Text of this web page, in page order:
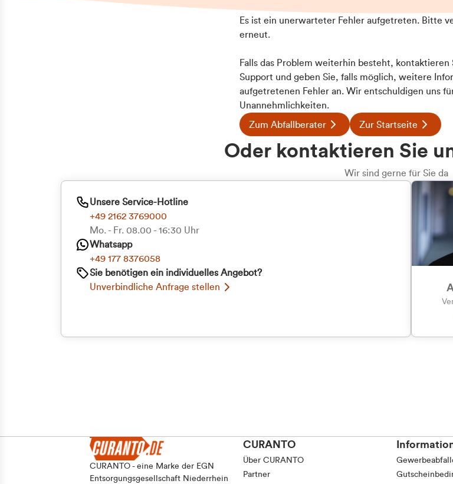
Es ist ein unerwarteter Fehler aufgetreten. Bitte
erneut.
Falls das Problem weiterhin besteht, kontaktieren
Support und geben Sie, falls möglich, weitere
aufgetretenen Fehler an. Wir entschuldigen uns
Unannehmlichkeiten.
Zum Abfallberater Zur Startseite
Oder kontaktieren Sie
Wir sind gerne für Sie da
Unsere Service-Hotline
+49 2162 3769000
Mo. - Fr. 08.00 - 16:30 Uhr
Whatsapp
+49 177 8376058
Sie benötigen ein individuelles Angebot?
Unverbindliche Anfrage stellen
CURANTO - eine Marke der EGN
Entsorgungsgesellschaft Niederrhein
CURANTO
Über CURANTO
Partner